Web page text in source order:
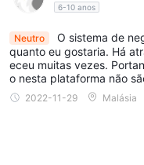
6-10 anos
Neutro
O sistema de
quanto eu gostaria. Há
eceu muitas vezes.
o nesta plataforma não
2022-11-29 Malásia